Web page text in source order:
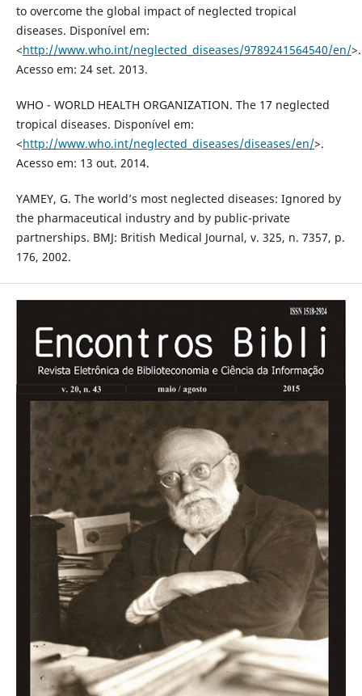
to overcome the global impact of neglected tropical
diseases. Disponível em:
<http://www.who.int/neglected_diseases/9789241564540/en/>.
Acesso em: 24 set. 2013.
WHO - WORLD HEALTH ORGANIZATION. The 17 neglected
tropical diseases. Disponível em:
<http://www.who.int/neglected_diseases/diseases/en/>.
Acesso em: 13 out. 2014.
YAMEY, G. The world’s most neglected diseases: Ignored by
the pharmaceutical industry and by public-private
partnerships. BMJ: British Medical Journal, v. 325, n. 7357, p.
176, 2002.